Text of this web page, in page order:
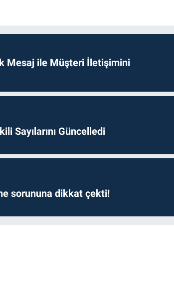
Mesaj ile Müşteri İletişimini
Sayılarını Güncelledi
sorununa dikkat çekti!